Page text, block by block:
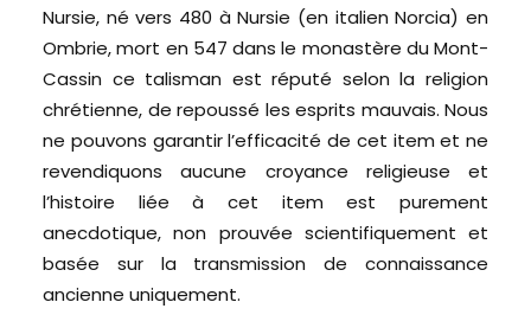
Nursie, né vers 480 à Nursie (en italien Norcia) en
Ombrie, mort en 547 dans le monastère du Mont-
Cassin ce talisman est réputé selon la religion
chrétienne, de repoussé les esprits mauvais. Nous
ne pouvons garantir l’efficacité de cet item et ne
revendiquons aucune croyance religieuse et
l’histoire liée à cet item est purement
anecdotique, non prouvée scientifiquement et
basée sur la transmission de connaissance
ancienne uniquement.